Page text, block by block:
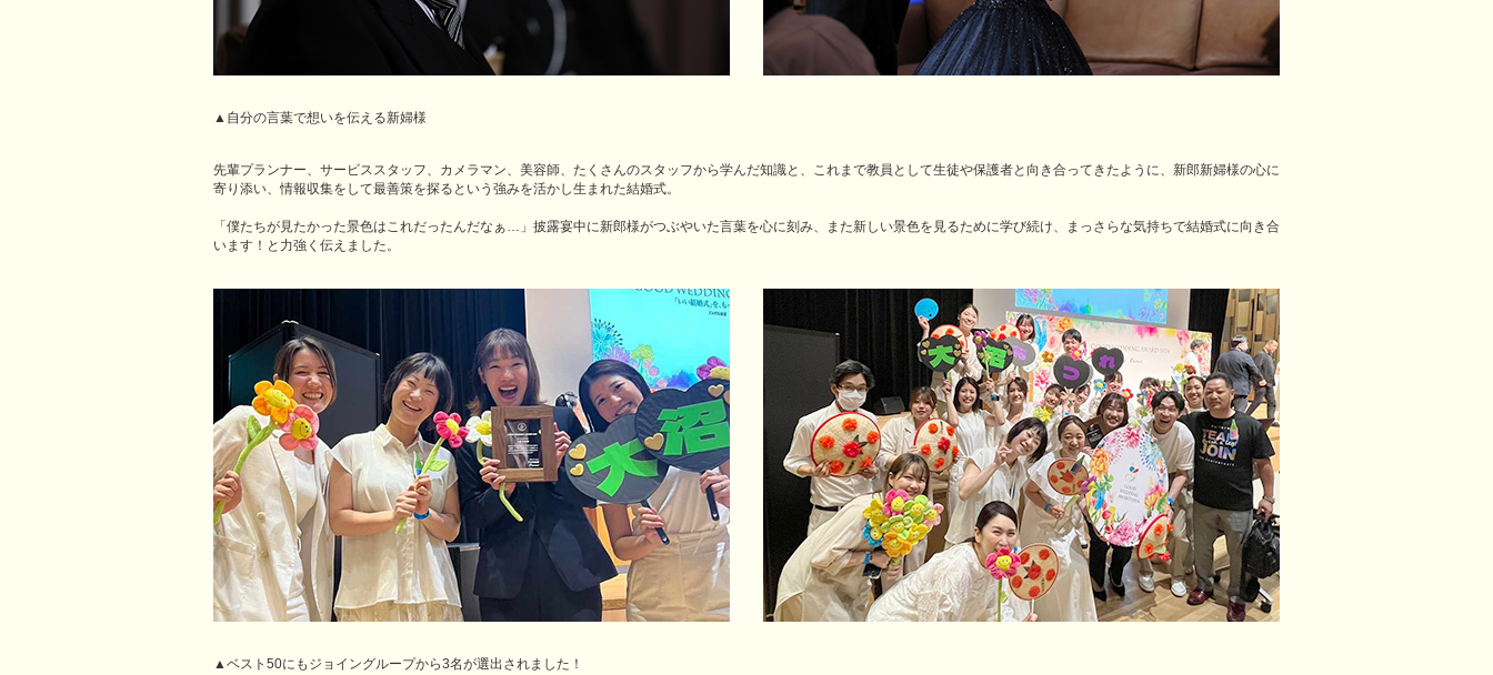
▲自分の言葉で想いを伝える新婦様
先輩プランナー、サービススタッフ、カメラマン、美容師、たくさんのスタッフから学んだ知識と、これまで教員として生徒や保護者と向き合ってきたように、新郎新婦様の心に
寄り添い、情報収集をして最善策を探るという強みを活かし生まれた結婚式。
「僕たちが見たかった景色はこれだったんだなぁ…」披露宴中に新郎様がつぶやいた言葉を心に刻み、また新しい景色を見るために学び続け、まっさらな気持ちで結婚式に向き合
います！と力強く伝えました。
▲ベスト50にもジョイングループから3名が選出されました！